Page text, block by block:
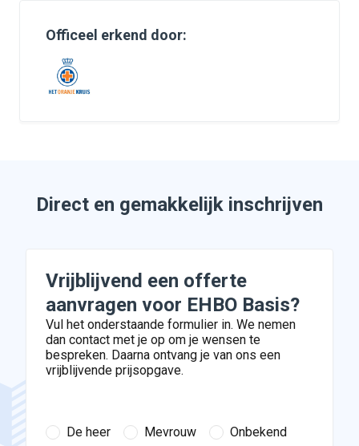
Officeel erkend door:
Direct en gemakkelijk inschrijven
Vrijblijvend een offerte
aanvragen voor EHBO Basis?
Vul het onderstaande formulier in. We nemen
dan contact met je op om je wensen te
bespreken. Daarna ontvang je van ons een
vrijblijvende prijsopgave.
De heer Mevrouw Onbekend